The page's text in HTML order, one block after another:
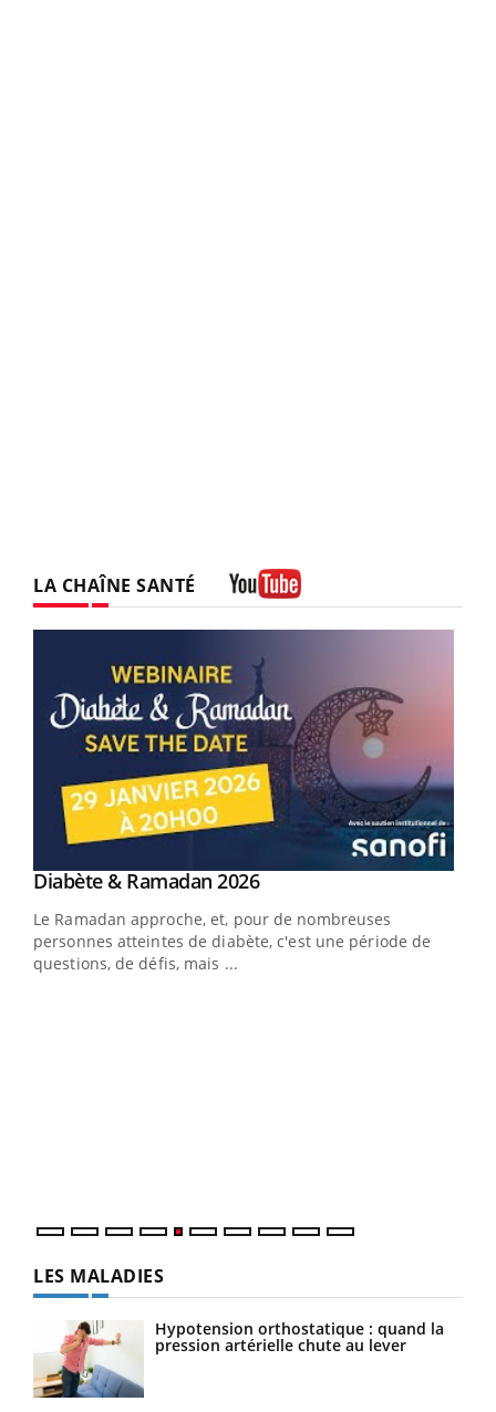
LA CHAÎNE SANTÉ
Youtube
Diabète & Ramadan 2026Youtube
Le Ramadan approche, et, pour de nombreuses
personnes atteintes de diabète, c'est une période de
questions, de défis, mais ...
LES MALADIES
Hypotension orthostatique : quand la
pression artérielle chute au lever